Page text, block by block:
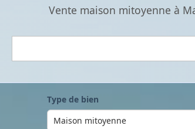
Vente maison mitoyenne à
Type de bien